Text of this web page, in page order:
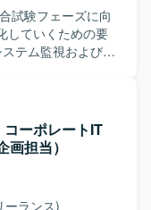
試験フェーズに向
していくための要
を整理するログ
対応フロー、クロ
計を実施してい
Bridge、Alarm、
行っていただきま
ドを読み取りつ
コーポレートIT
担当）
ーランス)